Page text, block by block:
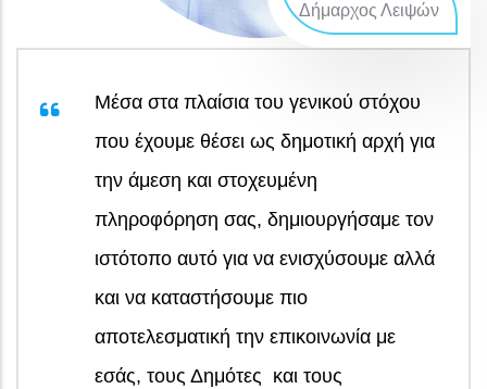
Δήμαρχος Λειψών
Μέσα στα πλαίσια του γενικού στόχου
που έχουμε θέσει ως δημοτική αρχή για
την άμεση και στοχευμένη
πληροφόρηση σας, δημιουργήσαμε τον
ιστότοπο αυτό για να ενισχύσουμε αλλά
και να καταστήσουμε πιο
αποτελεσματική την επικοινωνία με
εσάς, τους Δημότες και τους